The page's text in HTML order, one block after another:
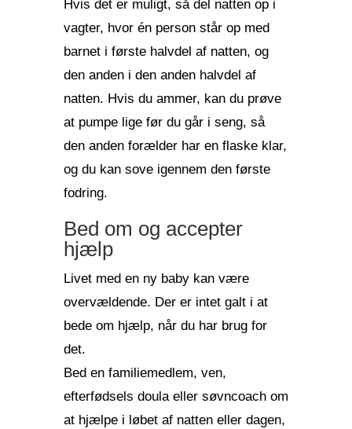
Hvis det er muligt, så del natten op i
vagter, hvor én person står op med
barnet i første halvdel af natten, og
den anden i den anden halvdel af
natten. Hvis du ammer, kan du prøve
at pumpe lige før du går i seng, så
den anden forælder har en flaske klar,
og du kan sove igennem den første
fodring.
Bed om og accepter
hjælp
Livet med en ny baby kan være
overvældende. Der er intet galt i at
bede om hjælp, når du har brug for
det.
Bed en familiemedlem, ven,
efterfødsels doula eller søvncoach om
at hjælpe i løbet af natten eller dagen,